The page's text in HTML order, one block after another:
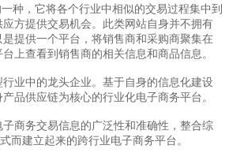
种，它将各个行业中相似的交易过程集中到
方提供交易机会。此类网站自身并不拥有
提供一个平台，将销售商和采购商聚集在
上查看到销售商的相关信息和商品信息。
业中的龙头企业。基于自身的信息化建设
品供应链为核心的行业化电子商务平台。
商务交易信息的广泛性和准确性，整合综
而建立起来的跨行业电子商务平台。